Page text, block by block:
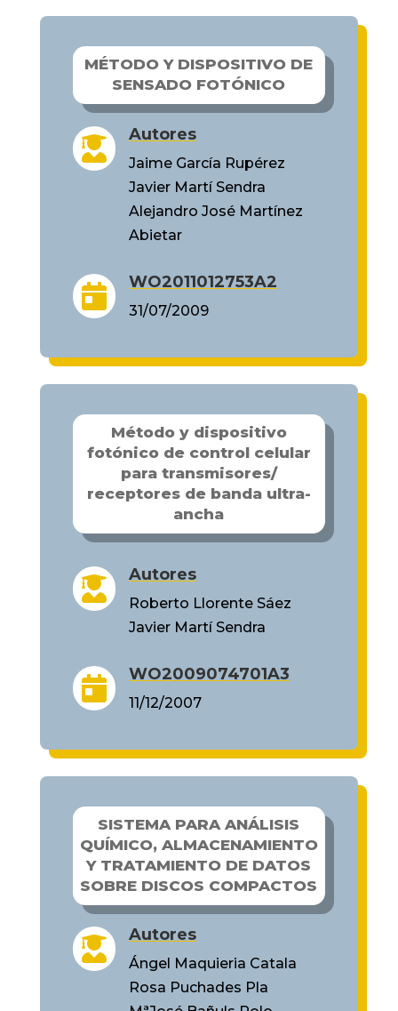
MÉTODO Y DISPOSITIVO DE
SENSADO FOTÓNICO
 Autores
Jaime García Rupérez
Javier Martí Sendra
Alejandro José Martínez
Abietar
 WO2011012753A2
31/07/2009
Método y dispositivo
fotónico de control celular
para transmisores/
receptores de banda ultra-
ancha
 Autores
Roberto Llorente Sáez
Javier Martí Sendra
 WO2009074701A3
11/12/2007
SISTEMA PARA ANÁLISIS
QUÍMICO, ALMACENAMIENTO
Y TRATAMIENTO DE DATOS
SOBRE DISCOS COMPACTOS
 Autores
Ángel Maquieria Catala
Rosa Puchades Pla